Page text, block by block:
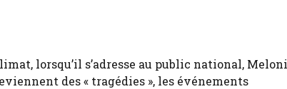
lorsqu’il s’adresse au public national, Meloni
des « tragédies », les événements